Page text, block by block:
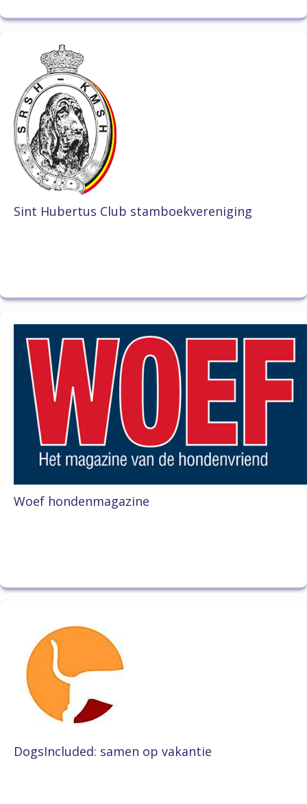
Sint Hubertus Club stamboekvereniging
Woef hondenmagazine
DogsIncluded: samen op vakantie